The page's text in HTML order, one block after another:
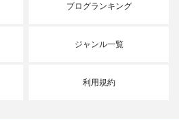
ブログランキング
ジャンル一覧
利用規約